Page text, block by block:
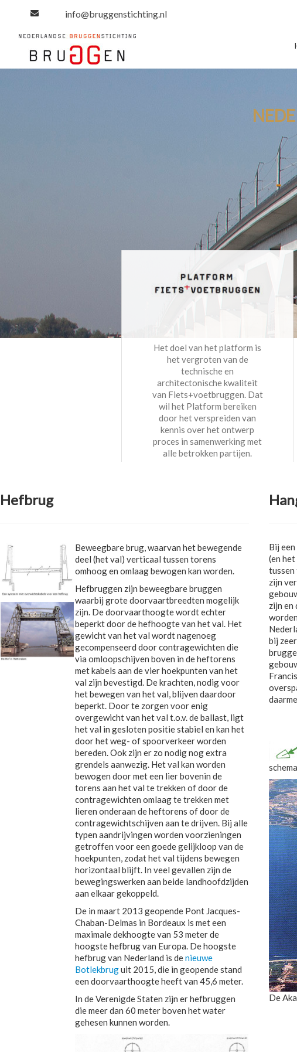
info@bruggenstichting.nl
Het doel van het platform is
het vergroten van de
technische en
architectonische kwaliteit
van Fiets+voetbruggen. Dat
wil het Platform bereiken
door het verspreiden van
kennis over het ontwerp
proces in samenwerking met
alle betrokken partijen.
Hefbrug
Beweegbare brug, waarvan het bewegende
deel (het val) verticaal tussen torens
omhoog en omlaag bewogen kan worden.
Hefbruggen zijn beweegbare bruggen
waarbij grote doorvaartbreedten mogelijk
zijn. De doorvaarthoogte wordt echter
beperkt door de hefhoogte van het val. Het
gewicht van het val wordt nagenoeg
gecompenseerd door contragewichten die
via omloopschijven boven in de heftorens
met kabels aan de vier hoekpunten van het
val zijn bevestigd. De krachten, nodig voor
het bewegen van het val, blijven daardoor
beperkt. Door te zorgen voor enig
overgewicht van het val t.o.v. de ballast, ligt
het val in gesloten positie stabiel en kan het
door het weg- of spoorverkeer worden
bereden. Ook zijn er zo nodig nog extra
grendels aanwezig. Het val kan worden
bewogen door met een lier bovenin de
torens aan het val te trekken of door de
contragewichten omlaag te trekken met
lieren onderaan de heftorens of door de
contragewichtschijven aan te drijven. Bij alle
typen aandrijvingen worden voorzieningen
getroffen voor een goede gelijkloop van de
hoekpunten, zodat het val tijdens bewegen
horizontaal blijft. In veel gevallen zijn de
bewegingswerken aan beide landhoofdzijden
aan elkaar gekoppeld.
De in maart 2013 geopende Pont Jacques-
Chaban-Delmas in Bordeaux is met een
maximale dekhoogte van 53 meter de
hoogste hefbrug van Europa. De hoogste
hefbrug van Nederland is denieuwe
Botlekbruguit 2015, die in geopende stand
een doorvaarthoogte heeft van 45,6 meter.
In de Verenigde Staten zijn er hefbruggen
die meer dan 60 meter boven het water
gehesen kunnen worden.
Bij
(en
tussen
zijn
zijn en
bij
De